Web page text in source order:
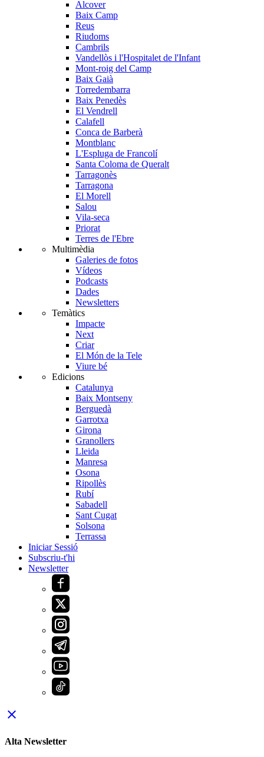
Alcover
Baix Camp
Reus
Riudoms
Cambrils
Vandellòs i l'Hospitalet de l'Infant
Mont-roig del Camp
Baix Gaià
Torredembarra
Baix Penedès
El Vendrell
Calafell
Conca de Barberà
Montblanc
L'Espluga de Francolí
Santa Coloma de Queralt
Tarragonès
Tarragona
El Morell
Salou
Vila-seca
Priorat
Terres de l'Ebre
Multimèdia
Galeries de fotos
Vídeos
Podcasts
Dades
Newsletters
Temàtics
Impacte
Next
Criar
El Món de la Tele
Viure bé
Edicions
Catalunya
Baix Montseny
Berguedà
Garrotxa
Girona
Granollers
Lleida
Manresa
Osona
Ripollès
Rubí
Sabadell
Sant Cugat
Solsona
Terrassa
Iniciar Sessió
Subscriu-t'hi
Newsletter
close
Alta Newsletter